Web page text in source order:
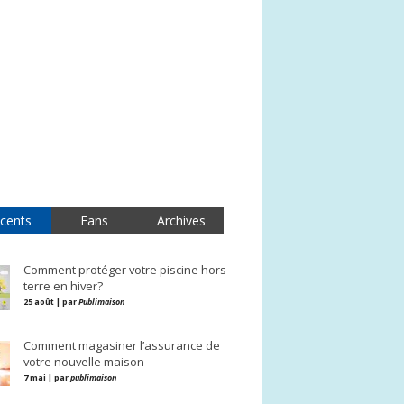
Fans Archives
Comment protéger votre piscine hors
terre en hiver?
25 août | parPublimaison
Comment magasiner l’assurance de
votre nouvelle maison
7 mai | parpublimaison